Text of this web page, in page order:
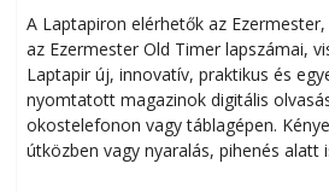
A Laptapiron elérhetők az
az Ezermester Old Timer lapszámai,
Laptapir új, innovatív, praktikus és
nyomtatott magazinok digitális
okostelefonon vagy táblagépen.
útközben vagy nyaralás, pihenés alatt